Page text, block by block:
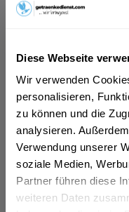
Diese Webseite
Wir verwenden
personalisieren,
zu können und die
analysieren.
Verwendung unserer
soziale Medien,
Partner führen diese
weiteren Daten
Lass dir die
Bereits im Jahr 1896
Tonkrüge. Es wurde
geliefert. 1903 wurde
abgefüllt, auch die
ersetzt. Im Jahr 1968
nach Heilwasser in
weitere Quellen
verschiedene Sorten
Classic, Medium,